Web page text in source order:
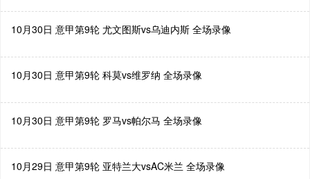
10月30日 意甲第9轮 尤文图斯vs乌迪内斯 全场录像
10月30日 意甲第9轮 科莫vs维罗纳 全场录像
10月30日 意甲第9轮 罗马vs帕尔马 全场录像
10月29日 意甲第9轮 亚特兰大vsAC米兰 全场录像